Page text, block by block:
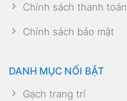
Chính sách thanh toán
Chính sách bảo mật
DANH MỤC NỔI BẬT
Gạch trang trí